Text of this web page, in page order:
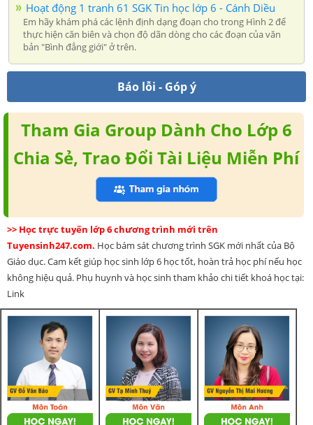
Hoạt động 1 tranh 61 SGK Tin học lớp 6 - Cánh Diều
Em hãy khám phá các lệnh định dạng đoạn cho trong Hình 2 để
thực hiện căn biên và chọn độ dãn dòng cho các đoạn của văn
bản "Bình đẳng giới" ở trên.
Báo lỗi - Góp ý
Tham Gia Group Dành Cho Lớp 6
Chia Sẻ, Trao Đổi Tài Liệu Miễn Phí
>> Học trực tuyến lớp 6 chương trình mới trên
Tuyensinh247.com. Học bám sát chương trình SGK mới nhất của Bộ
Giáo dục. Cam kết giúp học sinh lớp 6 học tốt, hoàn trả học phí nếu học
không hiệu quả. Phụ huynh và học sinh tham khảo chi tiết khoá học tại:
Link